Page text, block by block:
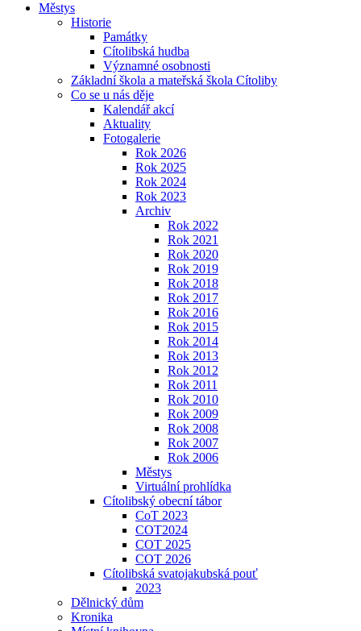
Městys
Historie
Památky
Cítolibská hudba
Významné osobnosti
Základní škola a mateřská škola Cítoliby
Co se u nás děje
Kalendář akcí
Aktuality
Fotogalerie
Rok 2026
Rok 2025
Rok 2024
Rok 2023
Archiv
Rok 2022
Rok 2021
Rok 2020
Rok 2019
Rok 2018
Rok 2017
Rok 2016
Rok 2015
Rok 2014
Rok 2013
Rok 2012
Rok 2011
Rok 2010
Rok 2009
Rok 2008
Rok 2007
Rok 2006
Městys
Virtuální prohlídka
Cítolibský obecní tábor
CoT 2023
COT2024
COT 2025
COT 2026
Cítolibská svatojakubská pouť
2023
Dělnický dům
Kronika